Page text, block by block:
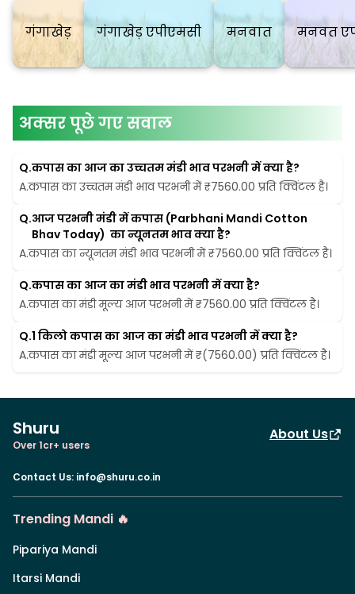
गंगाखेड़ गंगाखेड़ एपीएमसी मनवात मनवत
अक्सर पूछे गए सवाल
Q.कपास का आज का उच्चतम मंडी भाव परभनी में क्या है?
A.कपास का उच्चतम मंडी भाव परभनी में ₹7560.00 प्रति क्विंटल है।
Q.आज परभनी मंडी में कपास (Parbhani Mandi Cotton
Bhav Today)  का न्यूनतम भाव क्या है?
A.कपास का न्यूनतम मंडी भाव परभनी में ₹7560.00 प्रति क्विंटल है।
Q.कपास का आज का मंडी भाव परभनी में क्या है?
A.कपास का मंडी मूल्य आज परभनी में ₹7560.00 प्रति क्विंटल है।
Q.1 किलो कपास का आज का मंडी भाव परभनी में क्या है?
A.कपास का मंडी मूल्य आज परभनी में ₹(7560.00) प्रति क्विंटल है।
Shuru
Over 1cr+ users
About Us
Contact Us: info@shuru.co.in
Trending Mandi 🔥
Pipariya Mandi
Itarsi Mandi